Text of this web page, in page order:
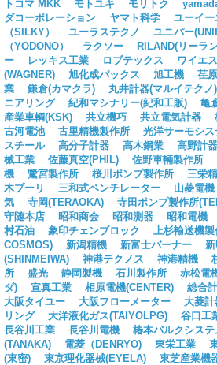
トコマ MKK モトユキ モリトク
ダコーポレーション
ヤマト科学 ユーイー
（SILKY）
ユーラステクノ ユニパー
（YODONO）
ラクソー RILAND(リーラ
ー
レッキス工業 ロブテックス ワイエ
(WAGNER)
旭化成パックス 旭工機 荏
業
鎌倉(カマクラ) 丸井計器(マルイテクノ)
ニアリング
紀和マシナリー(紀和工販) 亀
産業車輌(KSK)
共立機巧 共立電気計器
古河電池
古里精機製作所 光洋サーモシス
スチール
高分子計器 高木鋼業 高野計器
械工業
佐藤真空(PHIL) 佐野車輛製作所
機
鷺宮製作所 桜川ポンプ製作所 三栄
木プーリ
三和式ベンチレーター 山菱電機
気
寺岡(TERAOKA) 寺田ポンプ製作所
守随本店
昭和商会 昭和測器 昭和電機
村石油
象印チェンブロック 上杉輸送機
COSMOS)
新潟精機 新富士バーナー
(SHINMEIWA)
神港テクノス 神港精機
所
盛光 静岡製機 石川製作所 赤松電
ダ)
宣真工業 相原電機(CENTER) 総合
大阪タイユー
大阪フローメーター 大菱計
リング
大洋液化ガス(TAIYOLPG) 谷口工
長谷川工業
長谷川電機 椿本バルクシステ
(TANAKA)
電菱（DENRYO) 東栄工業
(東密)
東京理化器械(EYELA) 東芝産業機